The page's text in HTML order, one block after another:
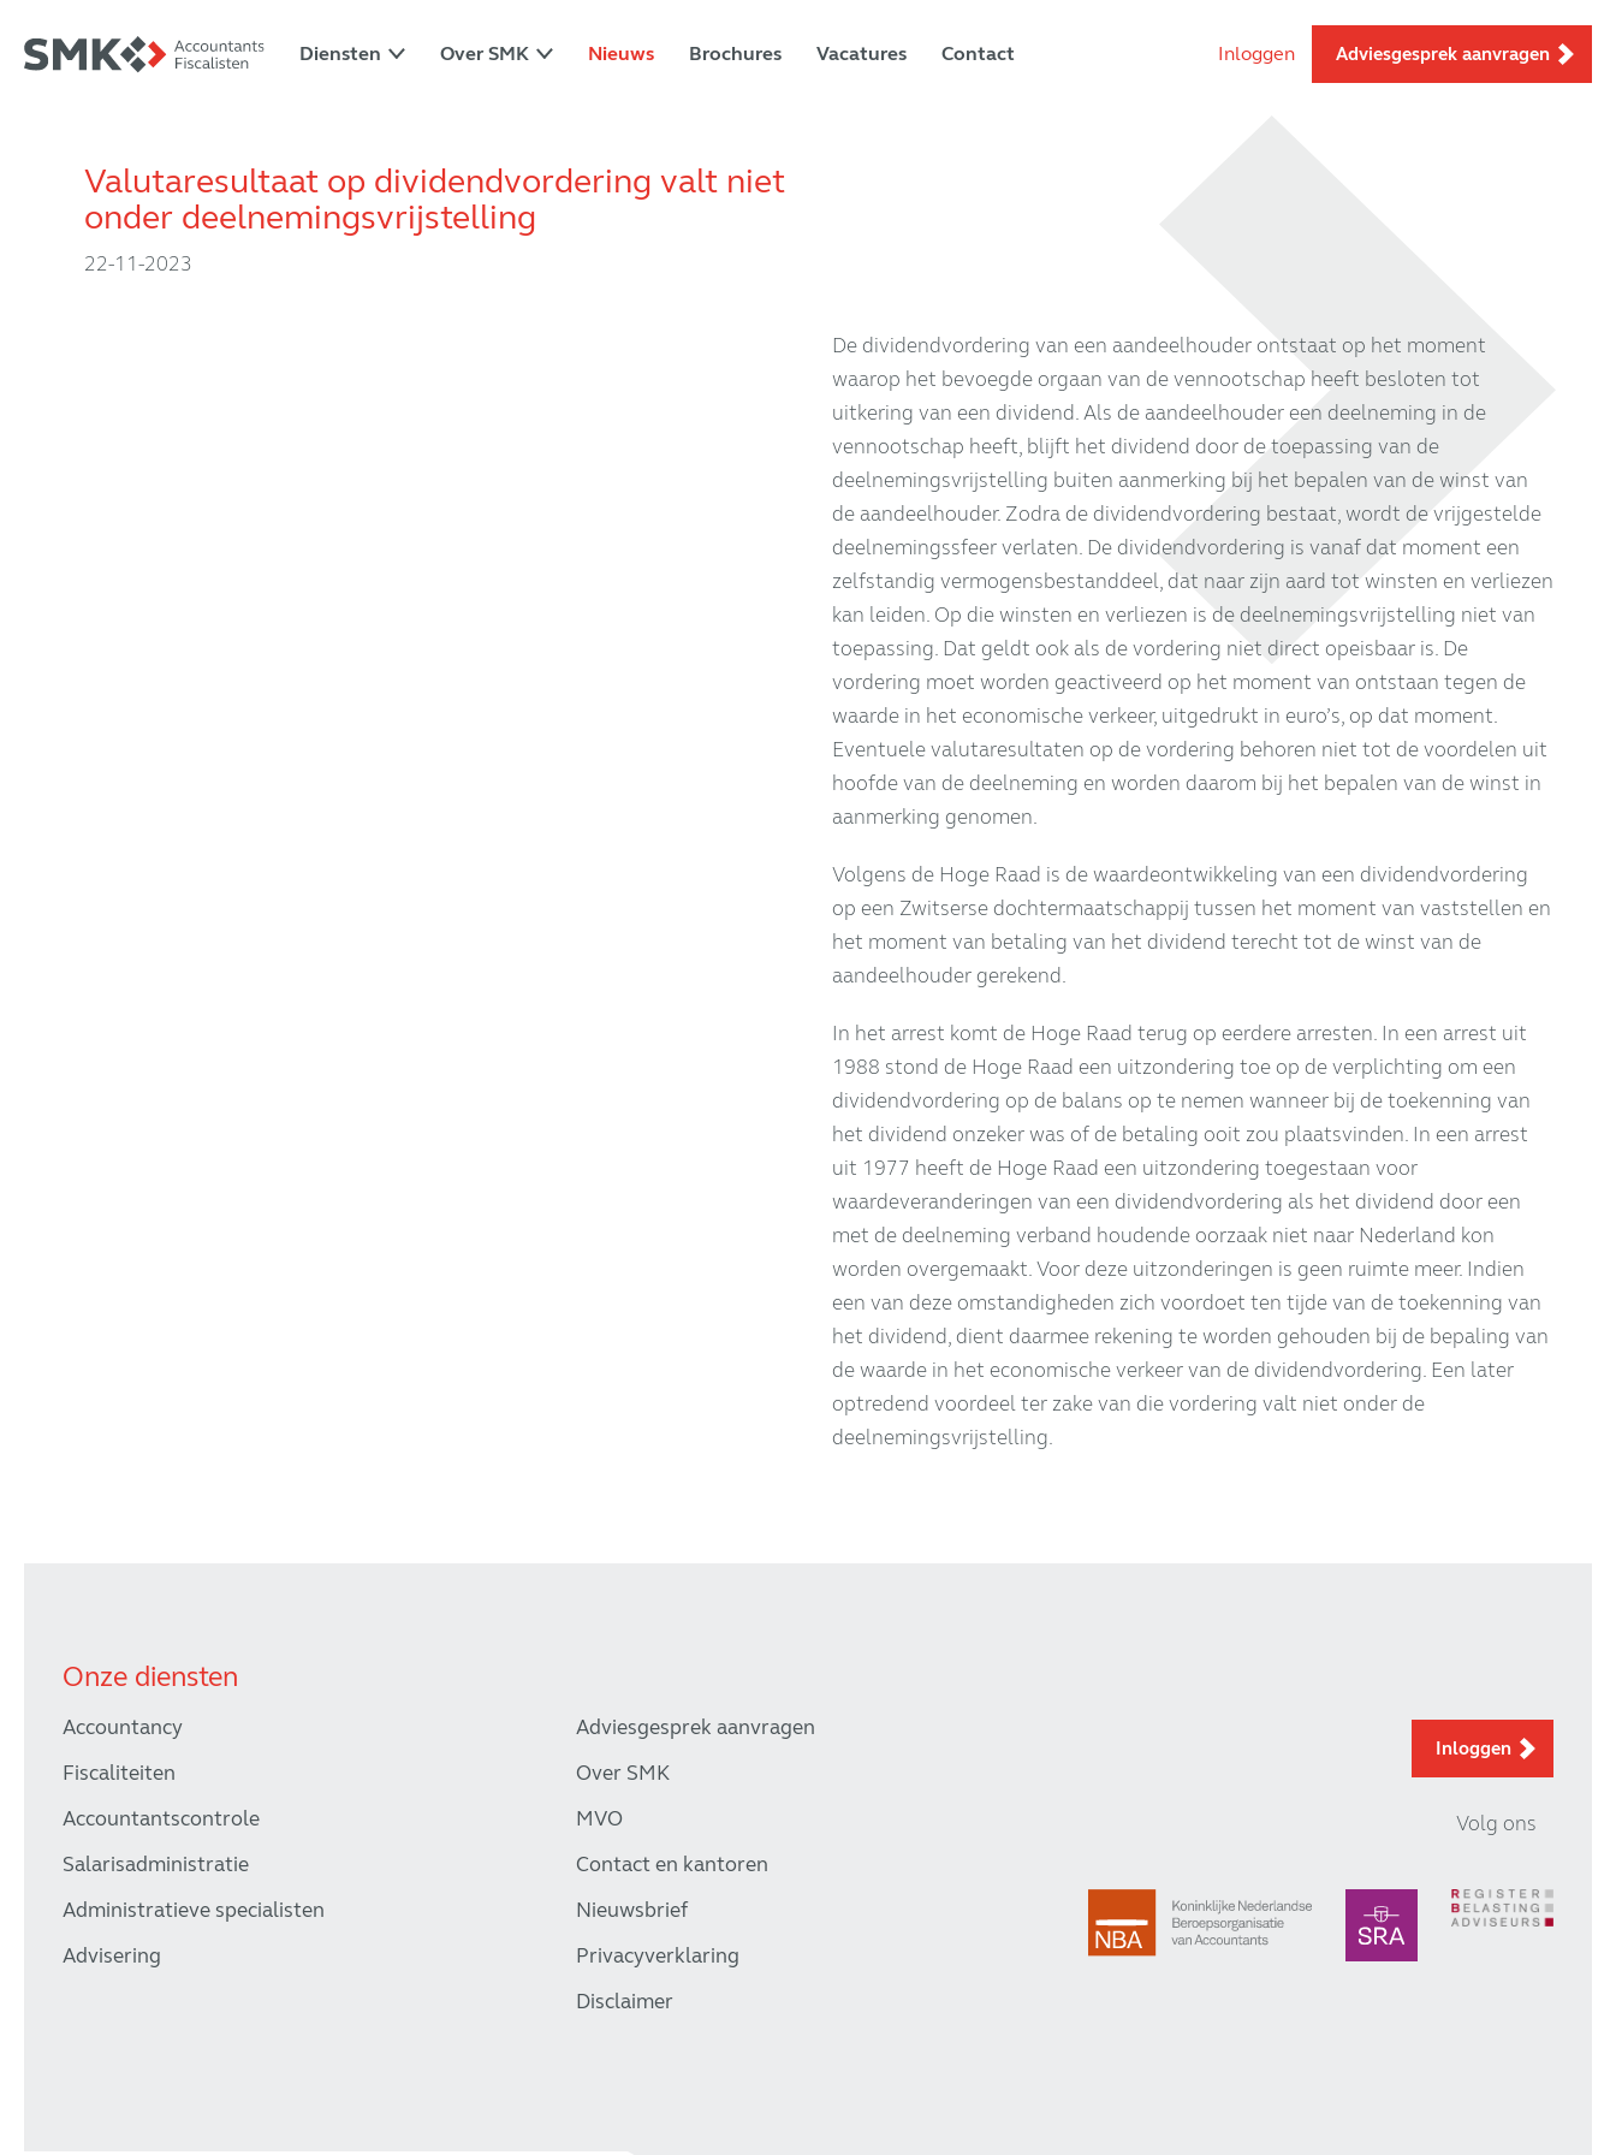
Diensten Over SMK Nieuws Brochures Vacatures Contact Inloggen Adviesgesprek aanvragen
Valutaresultaat op dividendvordering valt niet
onder deelnemingsvrijstelling
22-11-2023
De dividendvordering van een aandeelhouder ontstaat op het moment
waarop het bevoegde orgaan van de vennootschap heeft besloten tot
uitkering van een dividend. Als de aandeelhouder een deelneming in de
vennootschap heeft, blijft het dividend door de toepassing van de
deelnemingsvrijstelling buiten aanmerking bij het bepalen van de winst van
de aandeelhouder. Zodra de dividendvordering bestaat, wordt de vrijgestelde
deelnemingssfeer verlaten. De dividendvordering is vanaf dat moment een
zelfstandig vermogensbestanddeel, dat naar zijn aard tot winsten en verliezen
kan leiden. Op die winsten en verliezen is de deelnemingsvrijstelling niet van
toepassing. Dat geldt ook als de vordering niet direct opeisbaar is. De
vordering moet worden geactiveerd op het moment van ontstaan tegen de
waarde in het economische verkeer, uitgedrukt in euro’s, op dat moment.
Eventuele valutaresultaten op de vordering behoren niet tot de voordelen uit
hoofde van de deelneming en worden daarom bij het bepalen van de winst in
aanmerking genomen.
Volgens de Hoge Raad is de waardeontwikkeling van een dividendvordering
op een Zwitserse dochtermaatschappij tussen het moment van vaststellen en
het moment van betaling van het dividend terecht tot de winst van de
aandeelhouder gerekend.
In het arrest komt de Hoge Raad terug op eerdere arresten. In een arrest uit
1988 stond de Hoge Raad een uitzondering toe op de verplichting om een
dividendvordering op de balans op te nemen wanneer bij de toekenning van
het dividend onzeker was of de betaling ooit zou plaatsvinden. In een arrest
uit 1977 heeft de Hoge Raad een uitzondering toegestaan voor
waardeveranderingen van een dividendvordering als het dividend door een
met de deelneming verband houdende oorzaak niet naar Nederland kon
worden overgemaakt. Voor deze uitzonderingen is geen ruimte meer. Indien
een van deze omstandigheden zich voordoet ten tijde van de toekenning van
het dividend, dient daarmee rekening te worden gehouden bij de bepaling van
de waarde in het economische verkeer van de dividendvordering. Een later
optredend voordeel ter zake van die vordering valt niet onder de
deelnemingsvrijstelling.
Onze diensten
Accountancy
Fiscaliteiten
Accountantscontrole
Salarisadministratie
Administratieve specialisten
Advisering
Adviesgesprek aanvragen
Over SMK
MVO
Contact en kantoren
Nieuwsbrief
Privacyverklaring
Disclaimer
Inloggen
Volg ons